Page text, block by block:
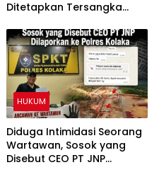
Ditetapkan Tersangka
Penggelapan
HUKUM
Diduga Intimidasi Seorang
Wartawan, Sosok yang
Disebut CEO PT JNP